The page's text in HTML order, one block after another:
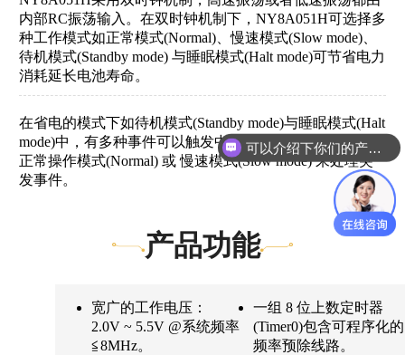
内部RC振荡输入。在双时钟机制下，NY8A051H可选择多
种工作模式如正常模式(Normal)、慢速模式(Slow mode)、
待机模式(Standby mode) 与睡眠模式(Halt mode)可节省电力
消耗延长电池寿命。
在省电的模式下如待机模式(Standby mode)与睡眠模式(Halt
mode)中，有多种事件可以触发中断唤醒 NY8A051H 进入
正常操作模式(Normal) 或 慢速模式(Slow mode) 来处理突
发事件。
产品功能
宽广的工作电压：
2.0V ~ 5.5V @系统频率
≦8MHz。
一组 8 位上数定时器
(Timer0)包含可程序化的
频率预除线路。
可以介绍下你们的产品么？